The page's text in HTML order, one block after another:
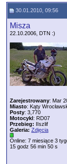
30.01.2010, 09:56
Misza
22.10.2006, DTN :)
Zarejestrowany: Mar
Miasto: Kąty
Posty: 3,770
Motocykl: RD07
Przebieg: IIszlif
Galeria: Zdjęcia
Online: 7 miesiące 3
15 godz 56 min 50 s